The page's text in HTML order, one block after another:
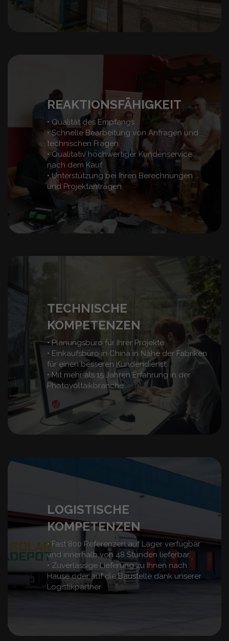
REAKTIONSFÄHIGKEIT
• Qualität des Empfangs
• Schnelle Bearbeitung von Anfragen und
technischen Fragen.
• Qualitativ hochwertiger Kundenservice
nach dem Kauf
• Unterstützung bei Ihren Berechnungen
und Projektanträgen
TECHNISCHE
KOMPETENZEN
• Planungsbüro für Ihrer Projekte
• Einkaufsbüro in China in Nähe der Fabriken
für einen besseren Kundendienst
• Mit mehr als 15 Jahren Erfahrung in der
Photovoltaikbranche
LOGISTISCHE
KOMPETENZEN
• Fast 800 Referenzen auf Lager verfügbar
und innerhalb von 48 Stunden lieferbar.
• Zuverlässige Lieferung zu Ihnen nach
Hause oder auf die Baustelle dank unserer
Logistikpartner